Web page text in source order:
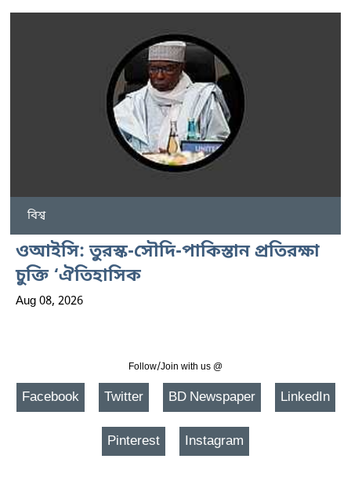
বিশ্ব
ওআইসি: তুরস্ক-সৌদি-পাকিস্তান প্রতিরক্ষা
চুক্তি ‘ঐতিহাসিক
Aug 08, 2026
Follow/Join with us @
Facebook Twitter BD Newspaper LinkedIn
Pinterest Instagram